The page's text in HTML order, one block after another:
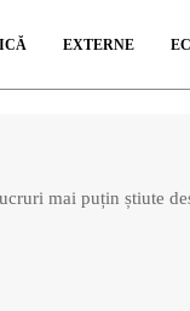
EXTERNE
mai puțin știute